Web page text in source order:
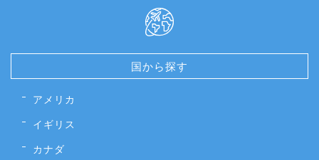
国から探す
アメリカ
イギリス
カナダ